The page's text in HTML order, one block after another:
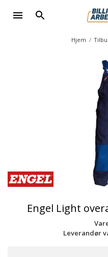
Hjem
Engel Light
Leverandør